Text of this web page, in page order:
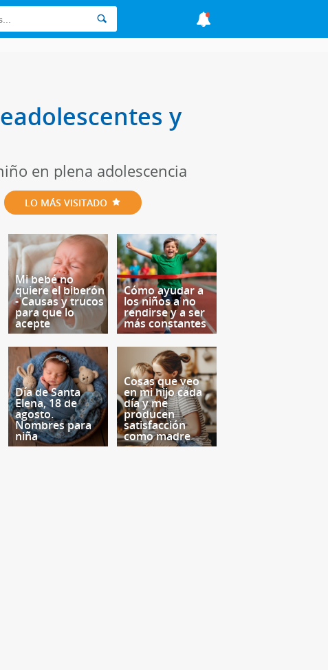
y
en plena adolescencia
LO MÁS VISITADO
Mi bebé no
quiere el biberón
- Causas y trucos
para que lo
acepte
Cómo ayudar a
los niños a no
rendirse y a ser
más constantes
Día de Santa
Elena, 18 de
agosto.
Nombres para
niña
Cosas que veo
en mi hijo cada
día y me
producen
satisfacción
como madre